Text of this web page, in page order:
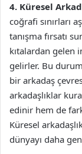
4. Küresel
coğrafi sınırları
tanışma fırsatı
kıtalardan gelen
gelirler. Bu
bir arkadaş
arkadaşlıklar
edinir hem de
Küresel
dünyayı daha